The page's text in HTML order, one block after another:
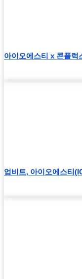
아이오에스티 x 콘플럭
업비트, 아이오에스티